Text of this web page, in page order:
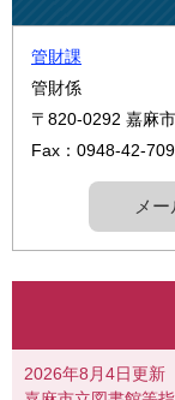
管財課
管財係
〒820-0292 嘉麻
Fax：0948-42-
メ
2026年8月4日更新